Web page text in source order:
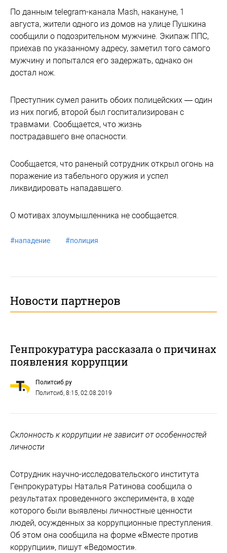
По данным telegram-канала Mash, накануне, 1
августа, жители одного из домов на улице Пушкина
сообщили о подозрительном мужчине. Экипаж ППС,
приехав по указанному адресу, заметил того самого
мужчину и попытался его задержать, однако он
достал нож.
Преступник сумел ранить обоих полицейских — один
из них погиб, второй был госпитализирован с
травмами. Сообщается, что жизнь
пострадавшего вне опасности.
Сообщается, что раненый сотрудник открыл огонь на
поражение из табельного оружия и успел
ликвидировать нападавшего.
О мотивах злоумышленника не сообщается.
#нападение #полиция
Новости партнеров
Генпрокуратура рассказала о причинах
появления коррупции
Политсиб.ру
Политсиб, 8:15, 02.08.2019
Склонность к коррупции не зависит от особенностей
личности
Сотрудник научно-исследовательского института
Генпрокуратуры Наталья Ратинова сообщила о
результатах проведенного эксперимента, в ходе
которого были выявлены личностные ценности
людей, осужденных за коррупционные преступления.
Об этом она сообщила на форме «Вместе против
коррупции», пишут «Ведомости».